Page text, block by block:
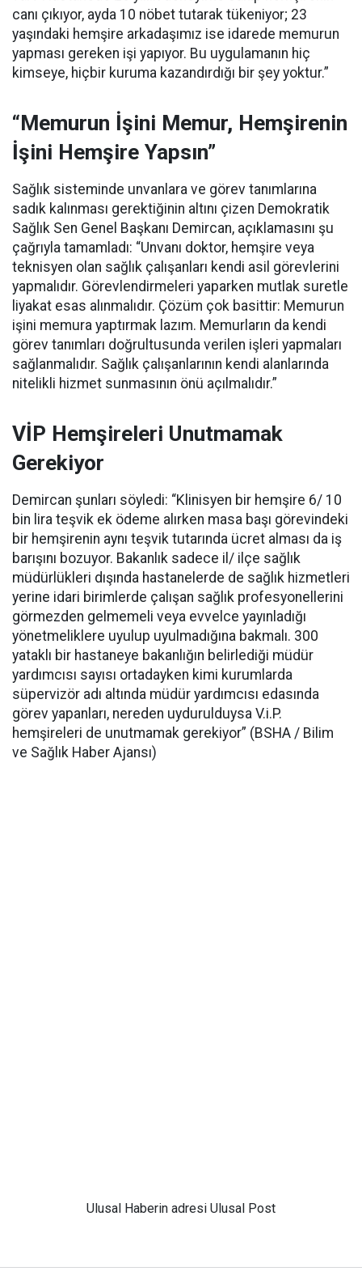
canı çıkıyor, ayda 10 nöbet tutarak tükeniyor; 23
yaşındaki hemşire arkadaşımız ise idarede memurun
yapması gereken işi yapıyor. Bu uygulamanın hiç
kimseye, hiçbir kuruma kazandırdığı bir şey yoktur.”
“Memurun İşini Memur, Hemşirenin
İşini Hemşire Yapsın”
Sağlık sisteminde unvanlara ve görev tanımlarına
sadık kalınması gerektiğinin altını çizen Demokratik
Sağlık Sen Genel Başkanı Demircan, açıklamasını şu
çağrıyla tamamladı: “Unvanı doktor, hemşire veya
teknisyen olan sağlık çalışanları kendi asil görevlerini
yapmalıdır. Görevlendirmeleri yaparken mutlak suretle
liyakat esas alınmalıdır. Çözüm çok basittir: Memurun
işini memura yaptırmak lazım. Memurların da kendi
görev tanımları doğrultusunda verilen işleri yapmaları
sağlanmalıdır. Sağlık çalışanlarının kendi alanlarında
nitelikli hizmet sunmasının önü açılmalıdır.”
VİP Hemşireleri Unutmamak
Gerekiyor
Demircan şunları söyledi: “Klinisyen bir hemşire 6/ 10
bin lira teşvik ek ödeme alırken masa başı görevindeki
bir hemşirenin aynı teşvik tutarında ücret alması da iş
barışını bozuyor. Bakanlık sadece il/ ilçe sağlık
müdürlükleri dışında hastanelerde de sağlık hizmetleri
yerine idari birimlerde çalışan sağlık profesyonellerini
görmezden gelmemeli veya evvelce yayınladığı
yönetmeliklere uyulup uyulmadığına bakmalı. 300
yataklı bir hastaneye bakanlığın belirlediği müdür
yardımcısı sayısı ortadayken kimi kurumlarda
süpervizör adı altında müdür yardımcısı edasında
görev yapanları, nereden uydurulduysa V.i.P.
hemşireleri de unutmamak gerekiyor” (BSHA / Bilim
ve Sağlık Haber Ajansı)
Ulusal Haberin adresi Ulusal Post